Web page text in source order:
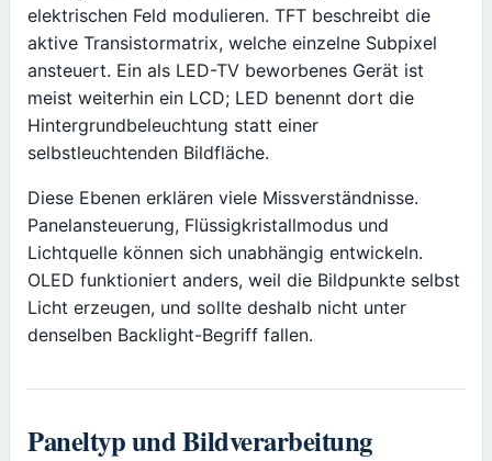
elektrischen Feld modulieren. TFT beschreibt die
aktive Transistormatrix, welche einzelne Subpixel
ansteuert. Ein als LED-TV beworbenes Gerät ist
meist weiterhin ein LCD; LED benennt dort die
Hintergrundbeleuchtung statt einer
selbstleuchtenden Bildfläche.
Diese Ebenen erklären viele Missverständnisse.
Panelansteuerung, Flüssigkristallmodus und
Lichtquelle können sich unabhängig entwickeln.
OLED funktioniert anders, weil die Bildpunkte selbst
Licht erzeugen, und sollte deshalb nicht unter
denselben Backlight-Begriff fallen.
Paneltyp und Bildverarbeitung